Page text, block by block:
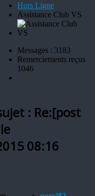
Hors Ligne
Assistance Club VS
Messages : 3183
Remerciements reçus
1046
: Re:[post
08:16